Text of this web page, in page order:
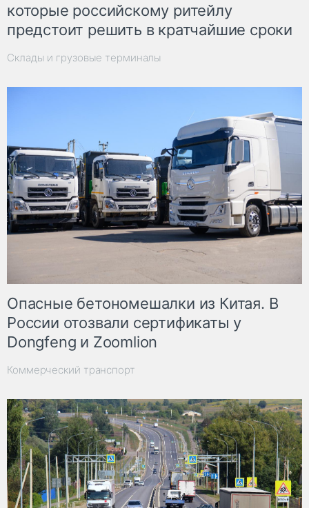
которые российскому ритейлу
предстоит решить в кратчайшие сроки
Склады и грузовые терминалы
Опасные бетономешалки из Китая. В
России отозвали сертификаты у
Dongfeng и Zoomlion
Коммерческий транспорт